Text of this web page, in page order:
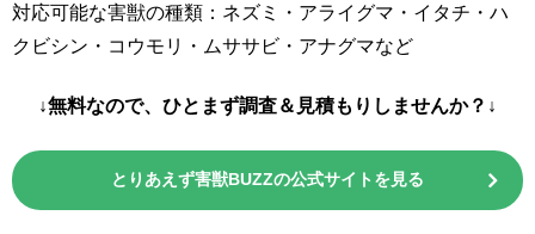
対応可能な害獣の種類：ネズミ・アライグマ・イタチ・ハ
クビシン・コウモリ・ムササビ・アナグマなど
↓無料なので、ひとまず調査＆見積もりしませんか？↓
とりあえず害獣BUZZの公式サイトを見る